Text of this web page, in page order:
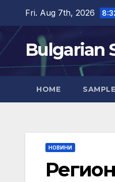
content
Fri. Aug 7th, 2026
Bulgarian
HOME
НОВИНИ